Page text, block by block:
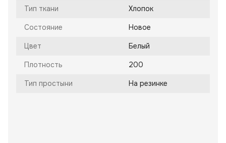
Тип ткани
Хлопок
Состояние Новое
Цвет Белый
Плотность 200
Тип простыни На резинке